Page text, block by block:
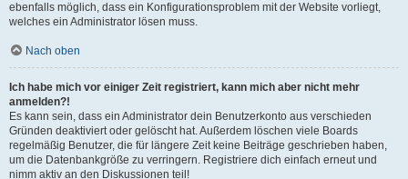
ebenfalls möglich, dass ein Konfigurationsproblem mit der Website vorliegt,
welches ein Administrator lösen muss.
Nach oben
Ich habe mich vor einiger Zeit registriert, kann mich aber nicht mehr
anmelden?!
Es kann sein, dass ein Administrator dein Benutzerkonto aus verschieden
Gründen deaktiviert oder gelöscht hat. Außerdem löschen viele Boards
regelmäßig Benutzer, die für längere Zeit keine Beiträge geschrieben haben,
um die Datenbankgröße zu verringern. Registriere dich einfach erneut und
nimm aktiv an den Diskussionen teil!